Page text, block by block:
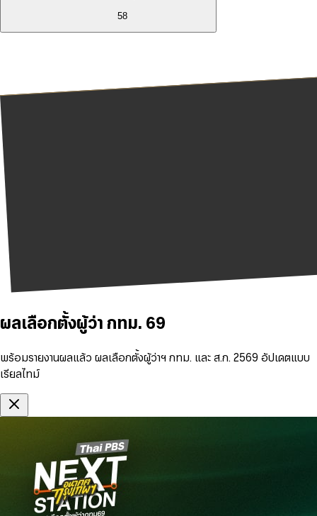
58
ผลเลือกตั้งผู้ว่า กทม. 69
พร้อมรายงานผลแล้ว ผลเลือกตั้งผู้ว่าฯ กทม. และ ส.ก. 2569 อัปเดตแบบ
เรียลไทม์